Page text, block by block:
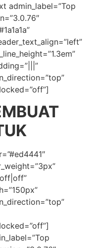
admin_label=”Top